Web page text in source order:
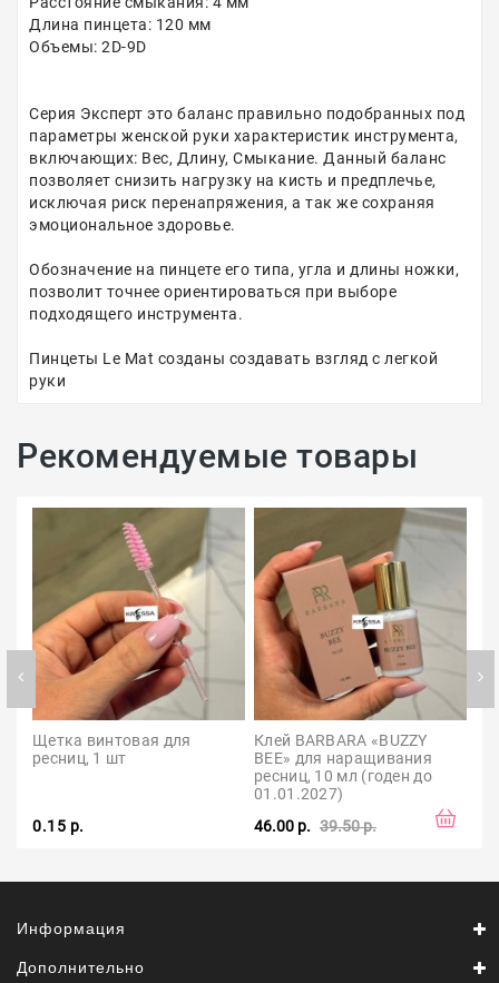
Длина пинцета: 120 мм
Объемы: 2D-9D
Серия Эксперт это баланс правильно подобранных под
параметры женской руки характеристик инструмента,
включающих: Вес, Длину, Смыкание. Данный баланс
позволяет снизить нагрузку на кисть и предплечье,
исключая риск перенапряжения, а так же сохраняя
эмоциональное здоровье.
Обозначение на пинцете его типа, угла и длины ножки,
позволит точнее ориентироваться при выборе
подходящего инструмента.
Пинцеты Le Mat созданы создавать взгляд с легкой
руки
Рекомендуемые товары
Щетка винтовая для
ресниц, 1 шт
0.15 р.
Клей BARBARA «BUZZY
BEE» для наращивания
ресниц, 10 мл (годен до
01.01.2027)
46.00 р. 39.50 р.
Информация
Дополнительно